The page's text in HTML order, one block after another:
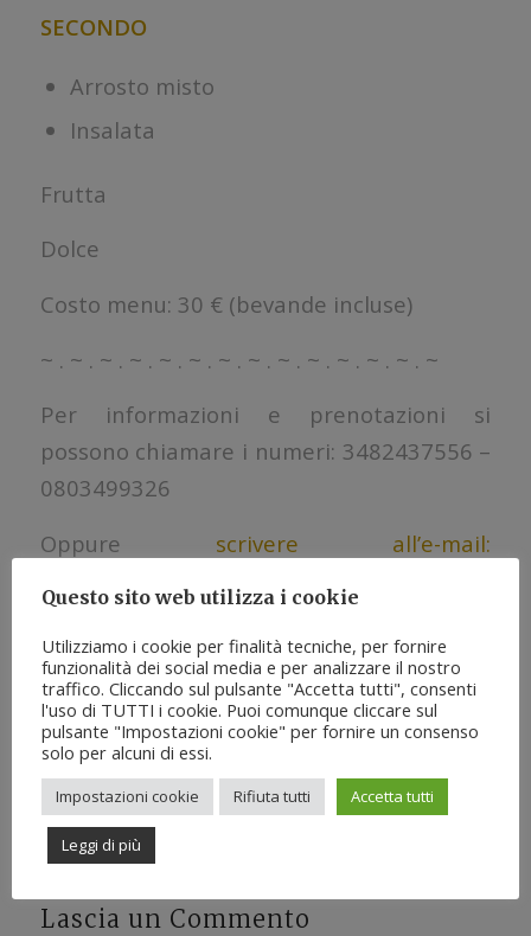
SECONDO
Arrosto misto
Insalata
Frutta
Dolce
Costo menu: 30 € (bevande incluse)
~ . ~ . ~ . ~ . ~ . ~ . ~ . ~ . ~ . ~ . ~ . ~ . ~ . ~
Per informazioni e prenotazioni si
possono chiamare i numeri: 3482437556 –
0803499326
Oppure scrivere all’e-mail:
Condividi questo articolo
0
Lascia un Commento
Questo sito web utilizza i cookie
Utilizziamo i cookie per finalità tecniche, per fornire
funzionalità dei social media e per analizzare il nostro
traffico. Cliccando sul pulsante "Accetta tutti", consenti
l'uso di TUTTI i cookie. Puoi comunque cliccare sul
pulsante "Impostazioni cookie" per fornire un consenso
solo per alcuni di essi.
Impostazioni cookie Rifiuta tutti Accetta tutti
Leggi di più